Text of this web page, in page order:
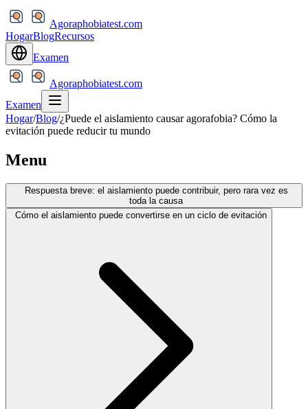
Agoraphobiatest.com
HogarBlogRecursos
Examen
Agoraphobiatest.com
Examen
Hogar/Blog/¿Puede el aislamiento causar agorafobia? Cómo la
evitación puede reducir tu mundo
Menu
Respuesta breve: el aislamiento puede contribuir, pero rara vez es
toda la causa
Cómo el aislamiento puede convertirse en un ciclo de evitación